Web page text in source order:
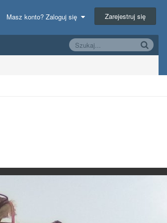
Masz konto? Zaloguj się Zarejestruj się